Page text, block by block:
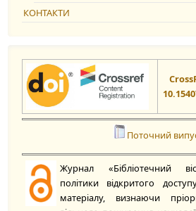
КОНТАКТИ
Поточний
Журнал «Бібліотечний
політики відкритого
матеріалу, визнаючи